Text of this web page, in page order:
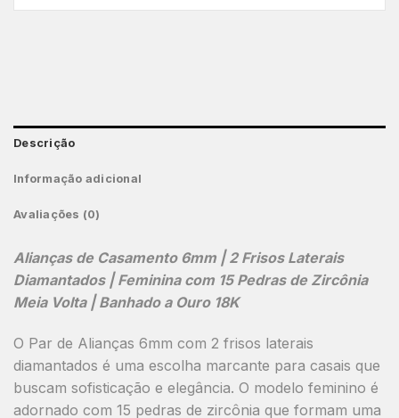
Descrição
Informação adicional
Avaliações (0)
Alianças de Casamento 6mm | 2 Frisos Laterais
Diamantados | Feminina com 15 Pedras de Zircônia
Meia Volta | Banhado a Ouro 18K
O Par de Alianças 6mm com 2 frisos laterais
diamantados é uma escolha marcante para casais que
buscam sofisticação e elegância. O modelo feminino é
adornado com 15 pedras de zircônia que formam uma